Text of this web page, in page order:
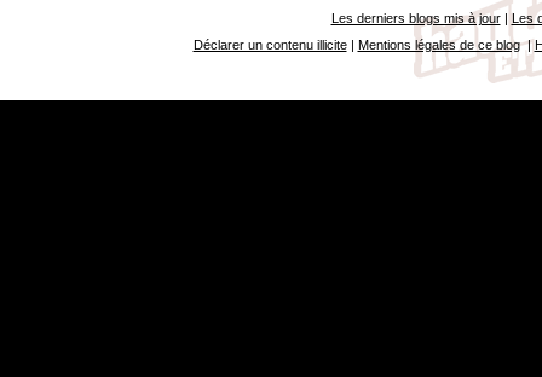
Les derniers blogs mis à jour| Les
Déclarer un contenu illicite| Mentions légales de ce blog|